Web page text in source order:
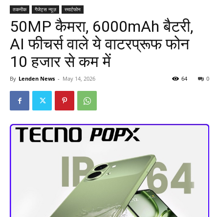
तकनीक गैजेट्स न्यूज़ स्मार्टफोन
50MP कैमरा, 6000mAh बैटरी,
AI फीचर्स वाले ये वाटरप्रूफ फोन
10 हजार से कम में
By Lenden News - May 14, 2026 0
64